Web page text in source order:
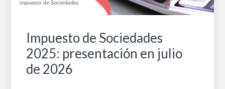
Impuesto de Sociedades
2025: presentación en julio
de 2026